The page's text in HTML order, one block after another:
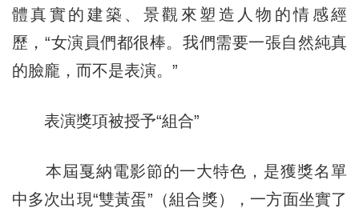
體真實的建築、景觀來塑造人物的情感經
歷，“女演員們都很棒。我們需要一張自然純真
的臉龐，而不是表演。”
表演獎項被授予“組合”
本屆戛納電影節的一大特色，是獲獎名單
中多次出現“雙黃蛋”（組合獎），一方面坐實了